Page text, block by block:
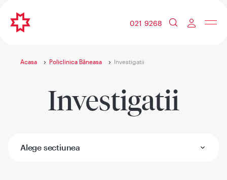
021 9268
Acasa Policlinica Băneasa Investigatii
Investigatii
Alege sectiunea